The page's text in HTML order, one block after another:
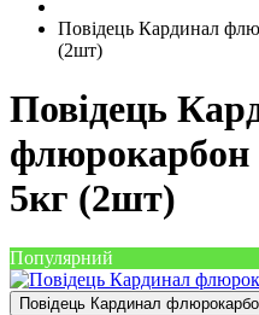
Повідець Кардинал
(2шт)
Повідець
5кг (2шт)
Популярний
Повідець Кардинал